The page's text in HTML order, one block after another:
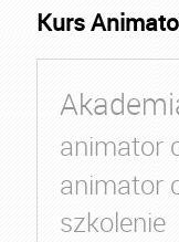
Kurs
animator
animator
szkolenie